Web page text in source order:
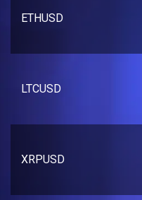
ETHUSD
LTCUSD
XRPUSD